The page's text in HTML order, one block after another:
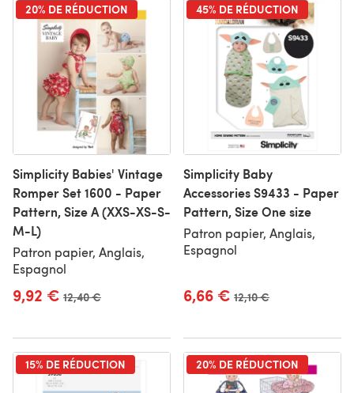
20% DE RÉDUCTION
Simplicity Babies' Vintage
Romper Set 1600 - Paper
Pattern, Size A (XXS-XS-S-
M-L)
Patron papier, Anglais,
Espagnol
9,92 € Ancien prix
12,40 €
45% DE RÉDUCTION
Simplicity Baby
Accessories S9433 - Paper
Pattern, Size One size
Patron papier, Anglais,
Espagnol
6,66 € Ancien prix
12,10 €
15% DE RÉDUCTION 20% DE RÉDUCTION